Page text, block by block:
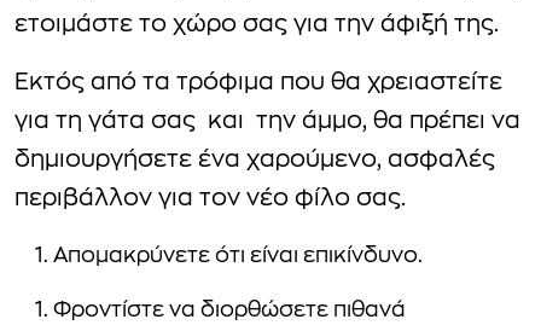
ετοιμάστε το χώρο σας για την άφιξή της.
Εκτός από τα τρόφιμα που θα χρειαστείτε
για τη γάτα σας και την άμμο, θα πρέπει να
δημιουργήσετε ένα χαρούμενο, ασφαλές
περιβάλλον για τον νέο φίλο σας.
Απομακρύνετε ότι είναι επικίνδυνο.
Φροντίστε να διορθώσετε πιθανά